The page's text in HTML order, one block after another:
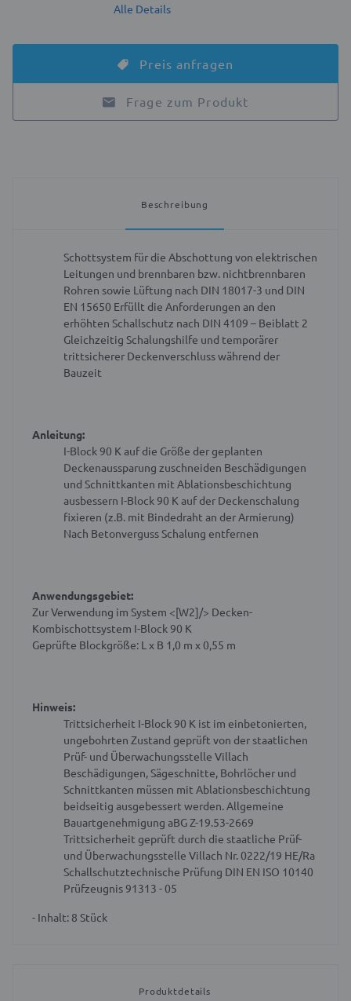
Alle Details
Preis anfragen
Frage zum Produkt
Beschreibung
Schottsystem für die Abschottung von elektrischen
Leitungen und brennbaren bzw. nichtbrennbaren
Rohren sowie Lüftung nach DIN 18017-3 und DIN
EN 15650 Erfüllt die Anforderungen an den
erhöhten Schallschutz nach DIN 4109 – Beiblatt 2
Gleichzeitig Schalungshilfe und temporärer
trittsicherer Deckenverschluss während der
Bauzeit
Anleitung:
I-Block 90 K auf die Größe der geplanten
Deckenaussparung zuschneiden Beschädigungen
und Schnittkanten mit Ablationsbeschichtung
ausbessern I-Block 90 K auf der Deckenschalung
fixieren (z.B. mit Bindedraht an der Armierung)
Nach Betonverguss Schalung entfernen
Anwendungsgebiet:
Zur Verwendung im System <[W2]/> Decken-
Kombischottsystem I-Block 90 K
Geprüfte Blockgröße: L x B 1,0 m x 0,55 m
Hinweis:
Trittsicherheit I-Block 90 K ist im einbetonierten,
ungebohrten Zustand geprüft von der staatlichen
Prüf- und Überwachungsstelle Villach
Beschädigungen, Sägeschnitte, Bohrlöcher und
Schnittkanten müssen mit Ablationsbeschichtung
beidseitig ausgebessert werden.Allgemeine
Bauartgenehmigung aBG Z-19.53-2669
Trittsicherheit geprüft durch die staatliche Prüf-
und Überwachungsstelle Villach Nr. 0222/19 HE/Ra
Schallschutztechnische Prüfung DIN EN ISO 10140
Prüfzeugnis 91313 - 05
- Inhalt: 8 Stück
Produktdetails